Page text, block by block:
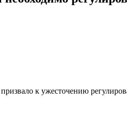
к ужесточению